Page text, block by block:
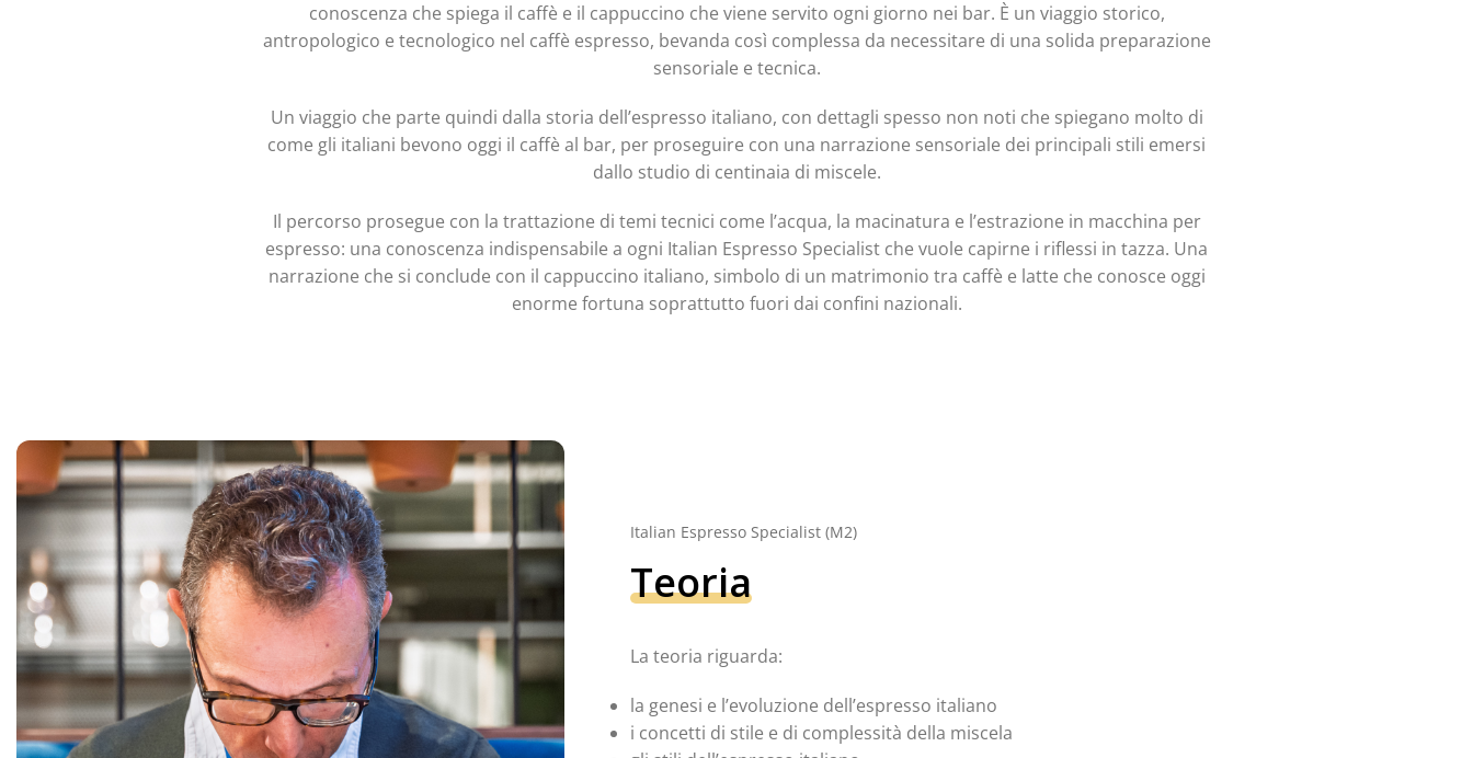
conoscenza che spiega il caffè e il cappuccino che viene servito ogni giorno nei bar. È un viaggio storico,
antropologico e tecnologico nel caffè espresso, bevanda così complessa da necessitare di una solida preparazione
sensoriale e tecnica.
Un viaggio che parte quindi dalla storia dell’espresso italiano, con dettagli spesso non noti che spiegano molto di
come gli italiani bevono oggi il caffè al bar, per proseguire con una narrazione sensoriale dei principali stili emersi
dallo studio di centinaia di miscele.
Il percorso prosegue con la trattazione di temi tecnici come l’acqua, la macinatura e l’estrazione in macchina per
espresso: una conoscenza indispensabile a ogni Italian Espresso Specialist che vuole capirne i riflessi in tazza. Una
narrazione che si conclude con il cappuccino italiano, simbolo di un matrimonio tra caffè e latte che conosce oggi
enorme fortuna soprattutto fuori dai confini nazionali.
Italian Espresso Specialist (M2)
Teoria
La teoria riguarda:
la genesi e l’evoluzione dell’espresso italiano
i concetti di stile e di complessità della miscela